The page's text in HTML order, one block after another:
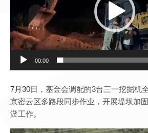
00:00
7月30日，基金会调配的3台三一挖掘机
京密云区多路段同步作业，开展堤坝加
淤工作。